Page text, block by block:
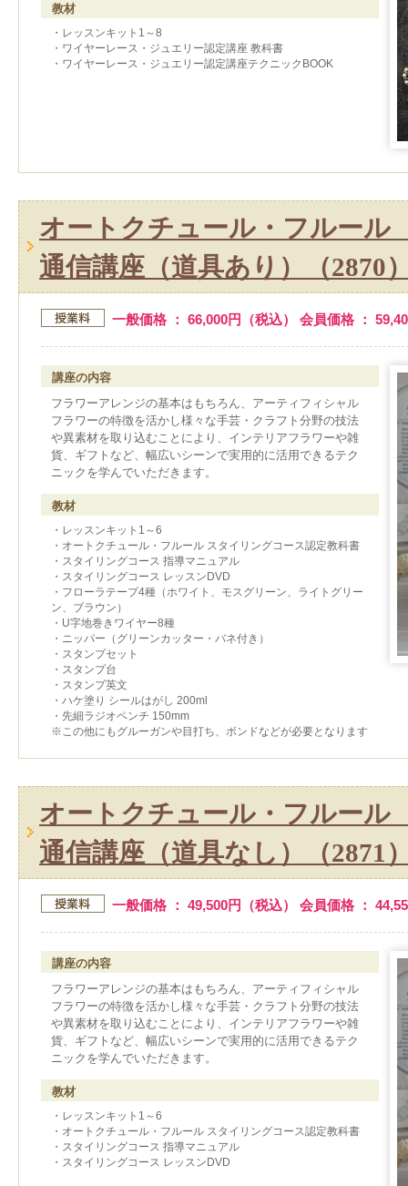
教材
・レッスンキット1～8
・ワイヤーレース・ジュエリー認定講座 教科書
・ワイヤーレース・ジュエリー認定講座テクニックBOOK
オートクチュール・フルー
通信講座（道具あり）（2870
一般価格 ： 66,000円（税込） 会員価格 ：
講座の内容
フラワーアレンジの基本はもちろん、アーティフィシャル
フラワーの特徴を活かし様々な手芸・クラフト分野の技法
や異素材を取り込むことにより、インテリアフラワーや雑
貨、ギフトなど、幅広いシーンで実用的に活用できるテク
ニックを学んでいただきます。
教材
・レッスンキット1～6
・オートクチュール・フルール スタイリングコース認定教科書
・スタイリングコース 指導マニュアル
・スタイリングコース レッスンDVD
・フローラテープ4種（ホワイト、モスグリーン、ライトグリー
ン、ブラウン）
・U字地巻きワイヤー8種
・ニッパー（グリーンカッター・バネ付き）
・スタンプセット
・スタンプ台
・スタンプ英文
・ハケ塗り シールはがし 200ml
・先細ラジオペンチ 150mm
※この他にもグルーガンや目打ち、ボンドなどが必要となります
オートクチュール・フルー
通信講座（道具なし）（2871
一般価格 ： 49,500円（税込） 会員価格 ：
講座の内容
フラワーアレンジの基本はもちろん、アーティフィシャル
フラワーの特徴を活かし様々な手芸・クラフト分野の技法
や異素材を取り込むことにより、インテリアフラワーや雑
貨、ギフトなど、幅広いシーンで実用的に活用できるテク
ニックを学んでいただきます。
教材
・レッスンキット1～6
・オートクチュール・フルール スタイリングコース認定教科書
・スタイリングコース 指導マニュアル
・スタイリングコース レッスンDVD